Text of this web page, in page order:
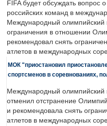
FIFA будет обсуждать вопрос
российских команд в
Международный
ограничения в отношении
рекомендовал снять
атлетов в международных
МОК "приостановил
спортсменов в соревнованиях,
Международный
отменил отстранение
и рекомендовала снять
атлетов в международных